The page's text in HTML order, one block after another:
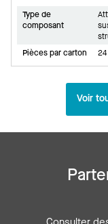
Type de
composant
Pièces par carton
24
Voir